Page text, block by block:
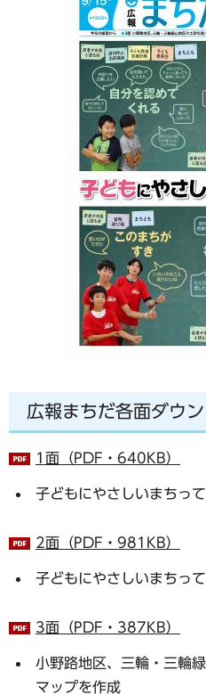
広報まちだ各面ダウ
1面（PDF・640KB）
子どもにやさしいまちって
2面（PDF・981KB）
子どもにやさしいまちって
3面（PDF・387KB）
小野路地区、三輪・三輪
マップを作成